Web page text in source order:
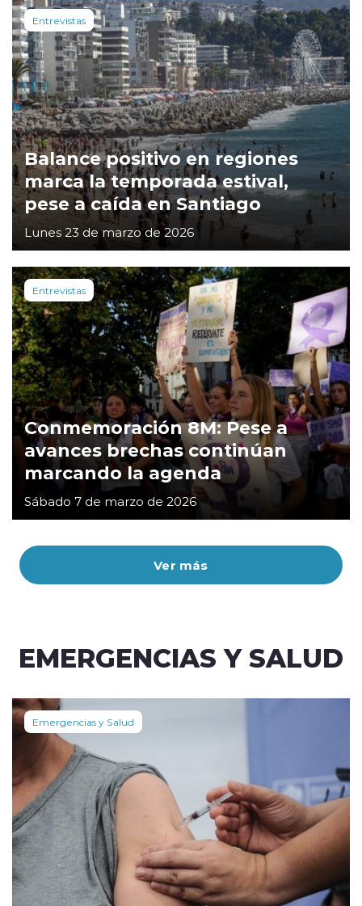
Ver más
Entrevistas
Balance positivo en regiones
marca la temporada estival,
pese a caída en Santiago
Lunes 23 de marzo de 2026
Entrevistas
Conmemoración 8M: Pese a
avances brechas continúan
marcando la agenda
Sábado 7 de marzo de 2026
EMERGENCIAS Y SALUD
Emergencias y Salud